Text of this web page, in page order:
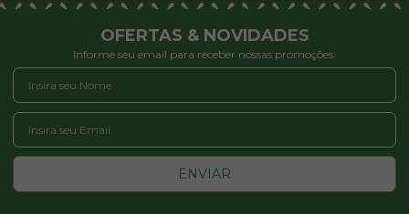
OFERTAS & NOVIDADES
Informe seu email para receber nossas promoções:
ENVIAR